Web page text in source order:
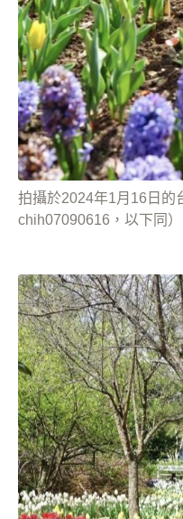
拍攝於2024年1月16日的
chih07090616，以下同）